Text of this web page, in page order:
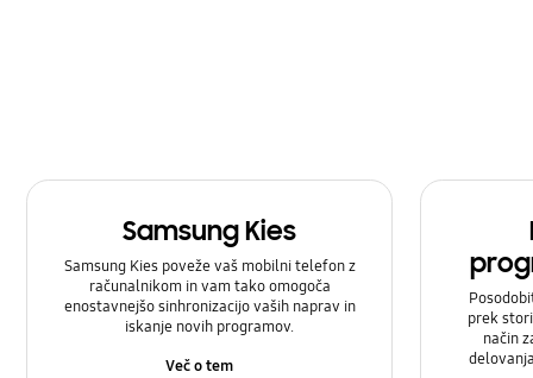
Samsung Kies
Samsung Kies poveže vaš mobilni telefon z
računalnikom in vam tako omogoča
enostavnejšo sinhronizacijo vaših naprav in
iskanje novih programov.
Več o tem
prek
način